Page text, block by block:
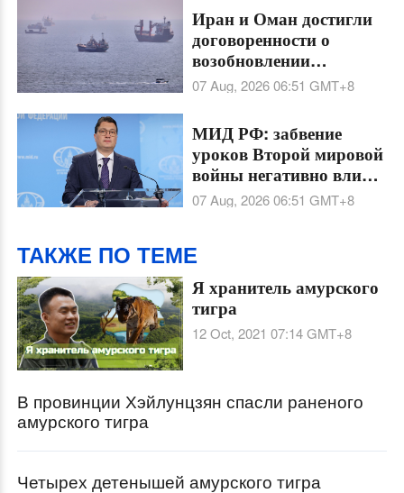
Иран и Оман достигли
договоренности о
возобновлении
судоходства через
Ормузский пролив на
60 дней
07 Aug, 2026 06:51 GMT+8
МИД РФ: забвение
уроков Второй мировой
войны негативно влияет
на глобальную и
региональную
07 Aug, 2026 06:51 GMT+8
ТАКЖЕ ПО ТЕМЕ
Я хранитель амурского
тигра
12 Oct, 2021 07:14GMT+8
В провинции Хэйлунцзян спасли раненого
амурского тигра
Четырех детенышей амурского тигра